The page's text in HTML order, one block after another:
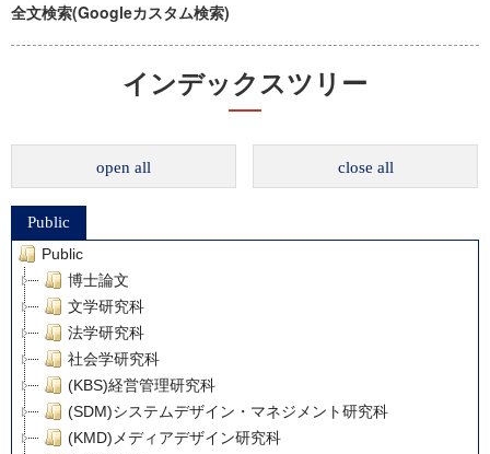
全文検索(Googleカスタム検索)
インデックスツリー
open all close all
Public
Public
博士論文
文学研究科
法学研究科
社会学研究科
(KBS)経営管理研究科
(SDM)システムデザイン・マネジメント研究科
(KMD)メディアデザイン研究科